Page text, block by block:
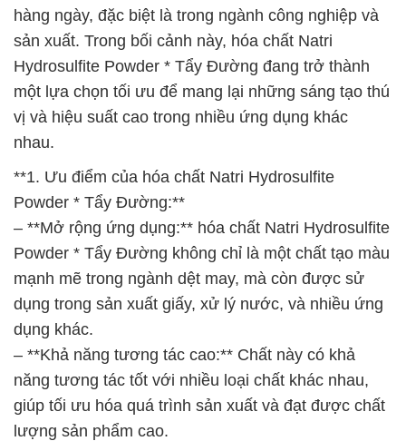
hàng ngày, đặc biệt là trong ngành công nghiệp và
sản xuất. Trong bối cảnh này, hóa chất Natri
Hydrosulfite Powder * Tẩy Đường đang trở thành
một lựa chọn tối ưu để mang lại những sáng tạo thú
vị và hiệu suất cao trong nhiều ứng dụng khác
nhau.
**1. Ưu điểm của hóa chất Natri Hydrosulfite
Powder * Tẩy Đường:**
– **Mở rộng ứng dụng:** hóa chất Natri Hydrosulfite
Powder * Tẩy Đường không chỉ là một chất tạo màu
mạnh mẽ trong ngành dệt may, mà còn được sử
dụng trong sản xuất giấy, xử lý nước, và nhiều ứng
dụng khác.
– **Khả năng tương tác cao:** Chất này có khả
năng tương tác tốt với nhiều loại chất khác nhau,
giúp tối ưu hóa quá trình sản xuất và đạt được chất
lượng sản phẩm cao.